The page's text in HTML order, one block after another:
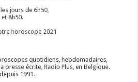
jours de 6h50,
et 8h50.
horoscope 2021
quotidiens, hebdomadaires,
presse écrite, Radio Plus, en Belgique.
1991.